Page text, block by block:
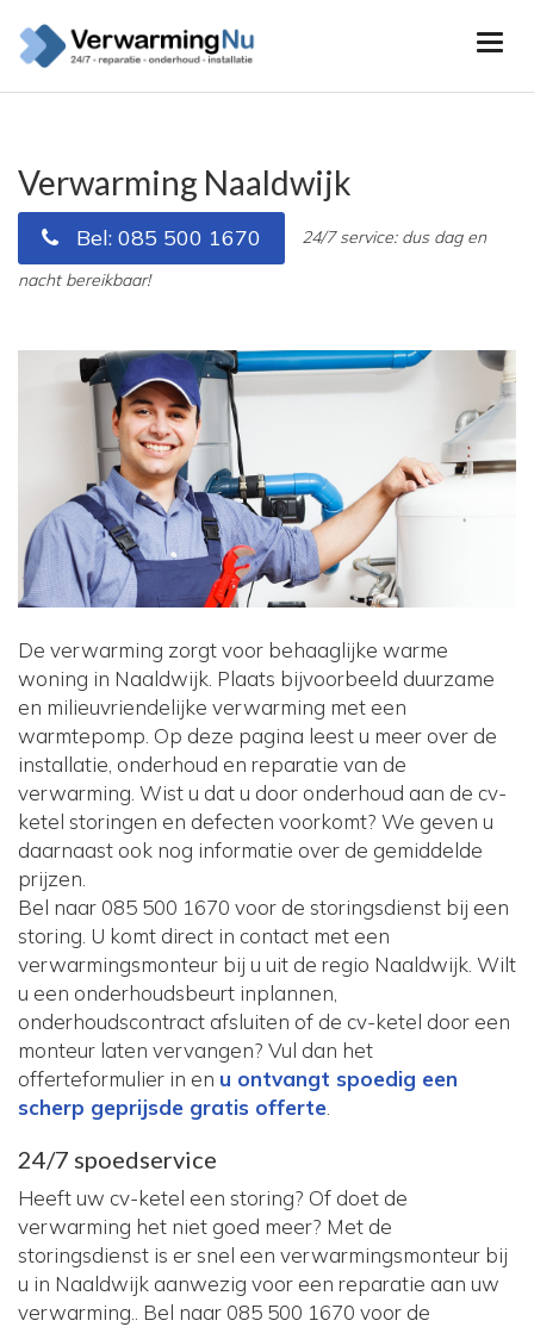
Verwarming Naaldwijk
Bel: 085 500 1670
24/7 service: dus dag en
nacht bereikbaar!
De verwarming zorgt voor behaaglijke warme
woning in Naaldwijk. Plaats bijvoorbeeld duurzame
en milieuvriendelijke verwarming met een
warmtepomp. Op deze pagina leest u meer over de
installatie, onderhoud en reparatie van de
verwarming. Wist u dat u door onderhoud aan de cv-
ketel storingen en defecten voorkomt? We geven u
daarnaast ook nog informatie over de gemiddelde
prijzen.
Bel naar 085 500 1670 voor de storingsdienst bij een
storing. U komt direct in contact met een
verwarmingsmonteur bij u uit de regio Naaldwijk. Wilt
u een onderhoudsbeurt inplannen,
onderhoudscontract afsluiten of de cv-ketel door een
monteur laten vervangen? Vul dan het
offerteformulier in en u ontvangt spoedig een
scherp geprijsde gratis offerte
24/7 spoedservice
Heeft uw cv-ketel een storing? Of doet de
verwarming het niet goed meer? Met de
storingsdienst is er snel een verwarmingsmonteur bij
u in Naaldwijk aanwezig voor een reparatie aan uw
verwarming.. Bel naar 085 500 1670 voor de